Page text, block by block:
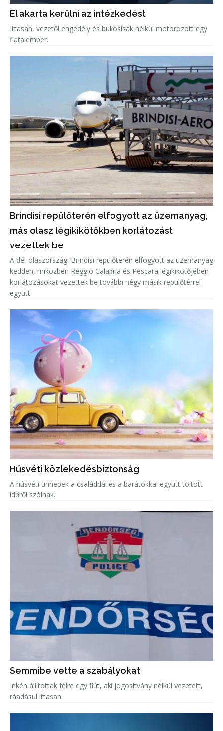
El akarta kerülni az intézkedést
Ittasan, vezetői engedély és bukósisak nélkül motorozott egy
fiatalember.
Brindisi repülőterén elfogyott az üzemanyag,
más olasz légikikötőkben korlátozást
vezettek be
A dél-olaszországi Brindisi repülőterén elfogyott az üzemanyag
kedden, miközben Reggio Calabria és Pescara légikikötőjében
korlátozásokat vezettek be további négy másik repülőtérrel
együtt.
Húsvéti közlekedésbiztonság
A húsvéti ünnepek a családdal és a barátokkal együtt töltött
időről szólnak.
Semmibe vette a szabályokat
Inkén állítottak félre egy fiút, aki jogosítvány nélkül vezetett,
ráadásul ittasan.